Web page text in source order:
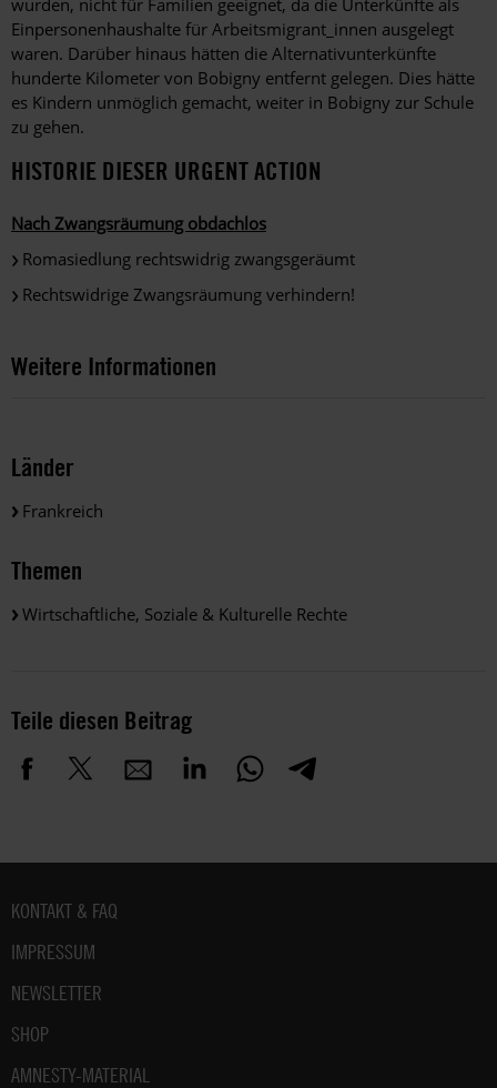
wurden, nicht für Familien geeignet, da die Unterkünfte als
Einpersonenhaushalte für Arbeitsmigrant_innen ausgelegt
waren. Darüber hinaus hätten die Alternativunterkünfte
hunderte Kilometer von Bobigny entfernt gelegen. Dies hätte
es Kindern unmöglich gemacht, weiter in Bobigny zur Schule
zu gehen.
HISTORIE DIESER URGENT ACTION
Nach Zwangsräumung obdachlos
Romasiedlung rechtswidrig zwangsgeräumt
Rechtswidrige Zwangsräumung verhindern!
Weitere Informationen
Länder
Frankreich
Themen
Wirtschaftliche, Soziale & Kulturelle Rechte
Teile diesen Beitrag
Fußbereich
KONTAKT & FAQ
IMPRESSUM
NEWSLETTER
SHOP
AMNESTY-MATERIAL